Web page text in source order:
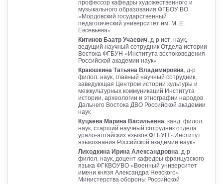
музыкального образования ФГБОУ ВО
«Мордовский государственный
педагогический университет им. М. Е.
Евсевьева»
Китинов Баатр Учаевич, д-р ист. наук,
ведущий научный сотрудник Отдела истории
Востока ФГБУН «Института востоковедения
Российской академии наук»
Краюшкина Татьяна Владимировна, д-р
филол. наук, главный научный сотрудник,
заведующая Центром истории культуры и
межкультурных коммуникаций Института
истории, археологии и этнографии народов
Дальнего Востока ДВО Российской академии
наук
Куцаева Марина Васильевна, канд. филол.
наук, старший научный сотрудник отдела
урало-алтайских языков ФГБУН «Институт
языкознания Российской академии наук»
Лиходкина Ирина Александровна, д-р
филол. наук, доцент кафедры французского
языка ФГКВОУВО «Военный университет
имени князя Александра Невского»
Министерства обороны Российской